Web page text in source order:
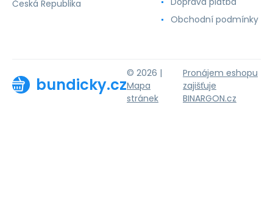
Česká Republika
Obchodní podmínky
bundicky.cz
© 2026 |
Mapa
stránek
Pronájem eshopu
zajišťuje
BINARGON.cz